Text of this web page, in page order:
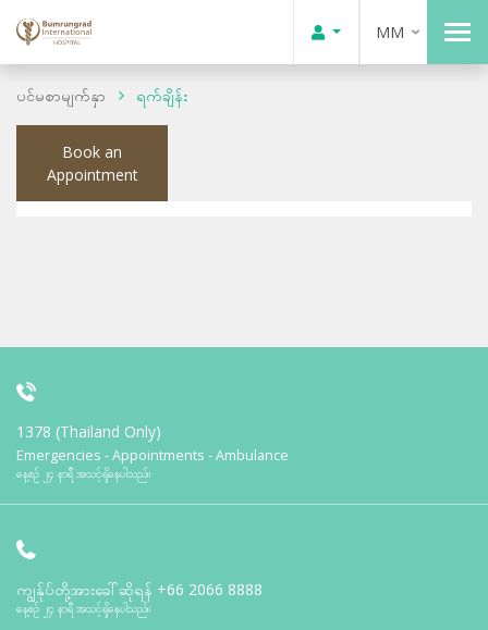
MM
ပင်မစာမျက်နှာ ရက်ချိန်း
Book an
Appointment
1378 (Thailand Only)
Emergencies - Appointments - Ambulance
နေ့စဉ် ၂၄ နာရီ အသင့်ရှိနေပါသည်။
ကျွန်ုပ်တို့အားခေါ်ဆိုရန် +66 2066 8888
နေ့စဉ် ၂၄ နာရီ အသင့်ရှိနေပါသည်။